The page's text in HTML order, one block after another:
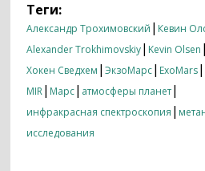
Теги:
Александр Трохимовский | Кевин
Alexander Trokhimovskiy| Kevin Olsen |
Хокен Сведхем |ЭкзоМарс| ExoMars|
MIR| Марс| атмосферы планет|
инфракрасная спектроскопия |
исследования